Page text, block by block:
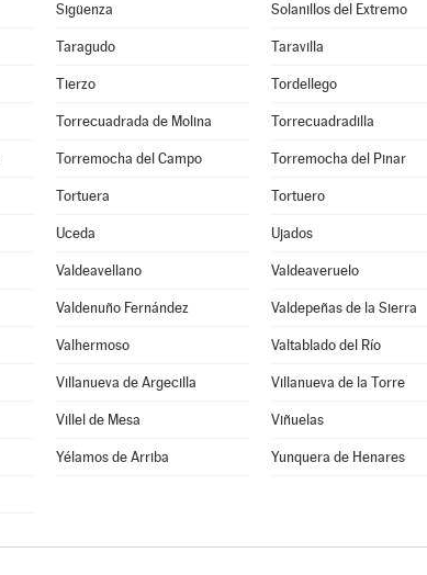
Sigüenza Solanillos del Extremo
Taragudo Taravilla
Tierzo Tordellego
Torrecuadrada de Molina Torrecuadradilla
Torremocha del Campo Torremocha del Pinar
Tortuera Tortuero
Uceda Ujados
Valdeavellano Valdeaveruelo
Valdenuño Fernández Valdepeñas de la Sierra
Valhermoso Valtablado del Río
Villanueva de Argecilla Villanueva de la Torre
Villel de Mesa Viñuelas
Yélamos de Arriba Yunquera de Henares